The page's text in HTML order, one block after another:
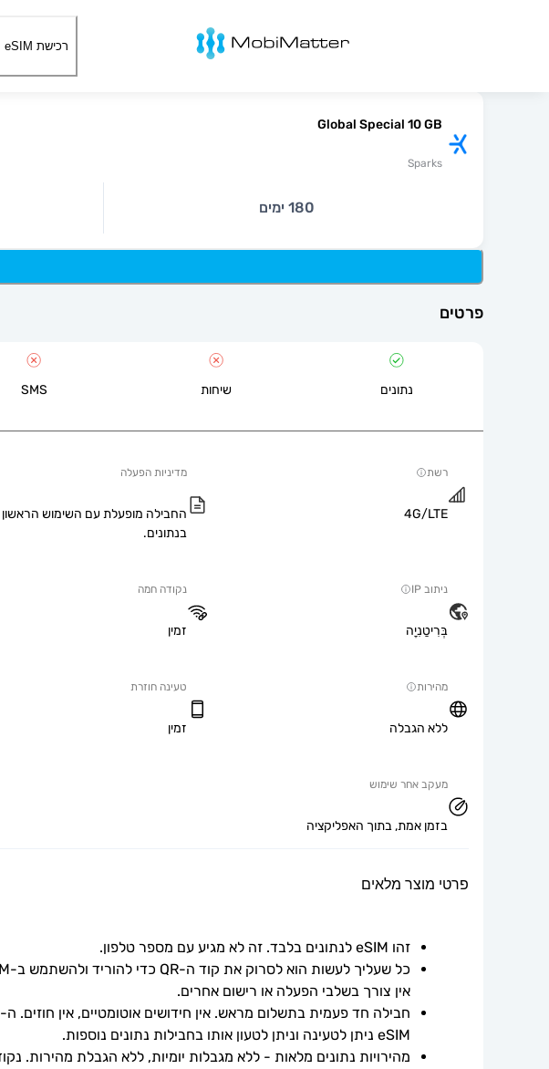
רכישת eSIM
Global Special 10 GB
Sparks
180 ימים
פרטים
נתונים שיחות SMS
רשת
4G/LTE
מדיניות הפעלה
החבילה מופעלת עם השימוש הראשון
בנתונים.
ניתוב IP
בְּרִיטַנִיָה
נקודה חמה
זמין
מהירות
ללא הגבלה
טעינה חוזרת
זמין
מעקב אחר שימוש
בזמן אמת, בתוך האפליקציה
פרטי מוצר מלאים
זהו eSIM לנתונים בלבד. זה לא מגיע עם מספר טלפון.
אין צורך בשלבי הפעלה או רישום אחרים.
חבילה חד פעמית בתשלום מראש. אין חידושים אוטומטיים, אין חוזים. ה-
eSIM ניתן לטעינה וניתן לטעון אותו בחבילות נתונים נוספות.